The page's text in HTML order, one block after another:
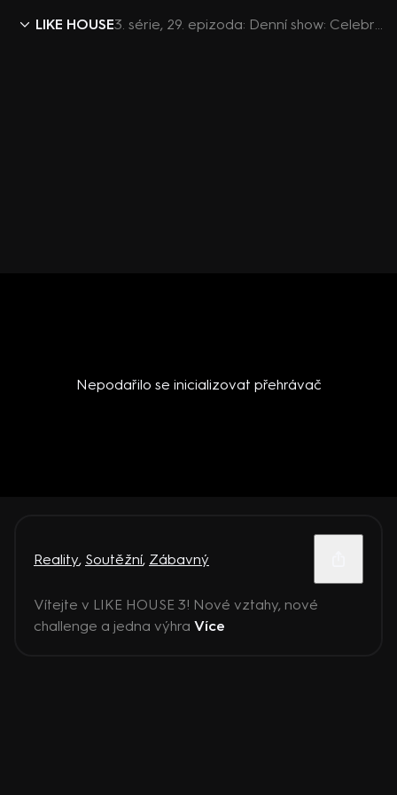
LIKE HOUSE 3. série, 29. epizoda: Denní show: Celebrity day, red carpet a hádka kvůli mastné mikině
Nepodařilo se inicializovat přehrávač
Reality, Soutěžní, Zábavný
Vítejte v LIKE HOUSE 3! Nové vztahy, nové
challenge a jedna výhra Více